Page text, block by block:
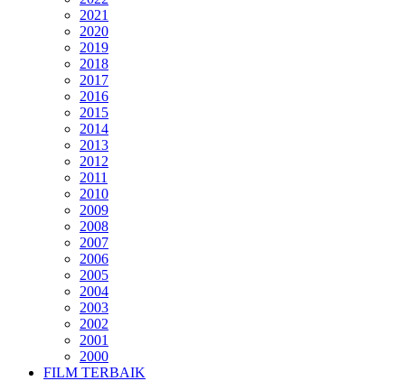
2021
2020
2019
2018
2017
2016
2015
2014
2013
2012
2011
2010
2009
2008
2007
2006
2005
2004
2003
2002
2001
2000
FILM TERBAIK